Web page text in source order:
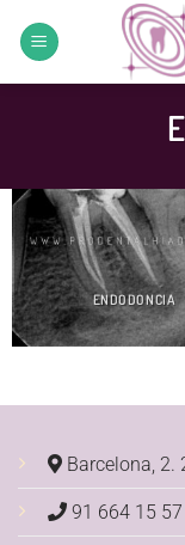
ENDODONCIA
Barcelona, 2.
91 664 15